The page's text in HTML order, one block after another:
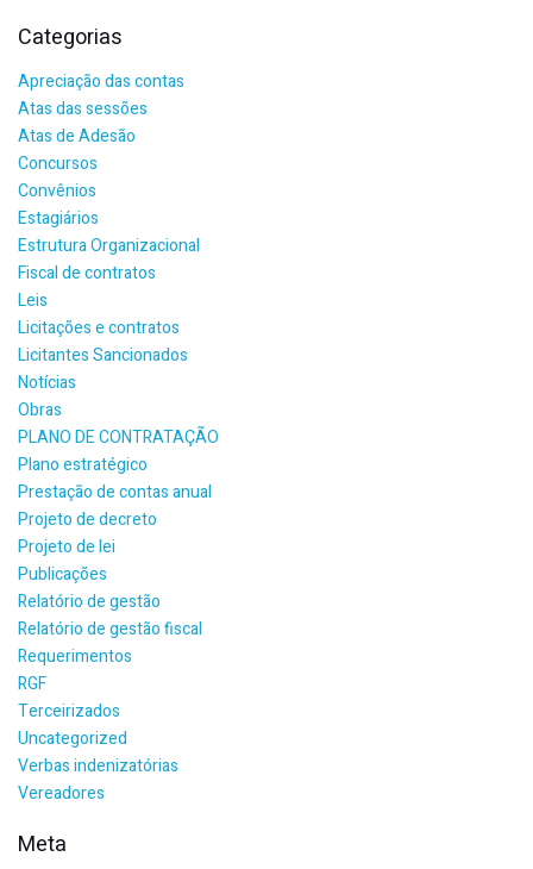
Categorias
Apreciação das contas
Atas das sessões
Atas de Adesão
Concursos
Convênios
Estagiários
Estrutura Organizacional
Fiscal de contratos
Leis
Licitações e contratos
Licitantes Sancionados
Notícias
Obras
PLANO DE CONTRATAÇÃO
Plano estratégico
Prestação de contas anual
Projeto de decreto
Projeto de lei
Publicações
Relatório de gestão
Relatório de gestão fiscal
Requerimentos
RGF
Terceirizados
Uncategorized
Verbas indenizatórias
Vereadores
Meta